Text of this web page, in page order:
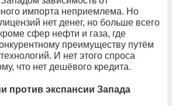
импорта неприемлема. Но
нет денег, но больше всего
сфер нефти и газа, где
преимуществу путём
И нет этого спроса
что нет дешёвого кредита.
против экспансии Запада